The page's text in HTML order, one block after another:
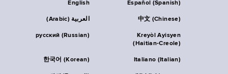
English Español (Spanish)
العربية (Arabic) 中文 (Chinese)
русский (Russian)
Kreyòl Ayisyen
(Haitian-Creole)
한국어 (Korean) Italiano (Italian)